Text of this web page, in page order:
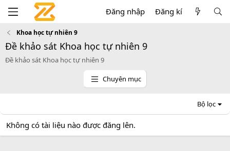
Đăng nhập Đăng kí
Khoa học tự nhiên 9
Đề khảo sát Khoa học tự nhiên 9
Đề khảo sát Khoa học tự nhiên 9
Chuyên mục
Bộ lọc
Không có tài liệu nào được đăng lên.